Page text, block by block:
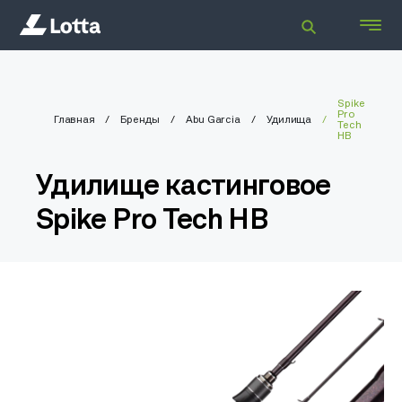
Главная Бренды Abu Garcia Удилища
Spike
Pro
Tech
HB
Удилище кастинговое
Spike Pro Tech HB